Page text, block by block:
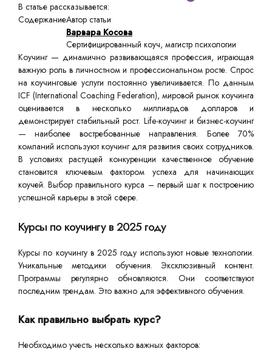
В статье рассказывается:
СодержаниеАвтор статьи
Варвара Косова
Сертифицированный коуч, магистр психологии
Коучинг — динамично развивающаяся профессия, играющая
важную роль в личностном и профессиональном росте. Спрос
на коучинговые услуги постоянно увеличивается. По данным
ICF (International Coaching Federation), мировой рынок коучинга
оценивается в несколько миллиардов долларов и
демонстрирует стабильный рост. Life-коучинг и бизнес-коучинг
— наиболее востребованные направления. Более 70%
компаний используют коучинг для развития своих сотрудников.
В условиях растущей конкуренции качественное обучение
становится ключевым фактором успеха для начинающих
коучей. Выбор правильного курса – первый шаг к построению
успешной карьеры в этой сфере.
Курсы по коучингу в 2025 году
Курсы по коучингу в 2025 году используют новые технологии.
Уникальные методики обучения. Эксклюзивный контент.
Программы регулярно обновляются. Они соответствуют
последним трендам. Это важно для эффективного обучения.
Как правильно выбрать курс?
Необходимо учесть несколько важных факторов: